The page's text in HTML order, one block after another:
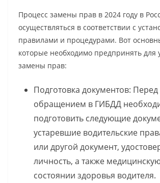
Процесс замены прав в 2024 году в
осуществляться в соответствии с
правилами и процедурами. Вот
которые необходимо предпринять для
замены прав:
Подготовка документов: Перед
обращением в ГИБДД
подготовить следующие
устаревшие водительские
или другой документ,
личность, а также
состоянии здоровья водителя.